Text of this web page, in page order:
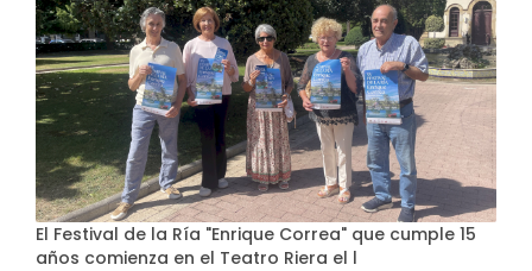
El Festival de la Ría "Enrique Correa" que cumple 15
años comienza en el Teatro Riera el l